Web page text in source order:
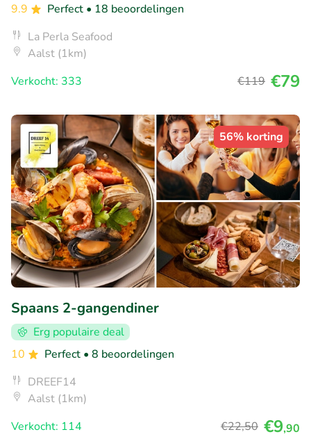
9.9
Perfect • 18 beoordelingen
La Perla Seafood
Aalst (1km)
Verkocht: 333
€119 €79
56% korting
Spaans 2-gangendiner
Erg populaire deal
10
Perfect • 8 beoordelingen
DREEF14
Aalst (1km)
Verkocht: 114
€22,50 €9,90